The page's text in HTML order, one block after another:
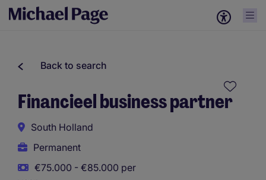
Back to search
Financieel business partner
South Holland
Permanent
€75.000 - €85.000 per